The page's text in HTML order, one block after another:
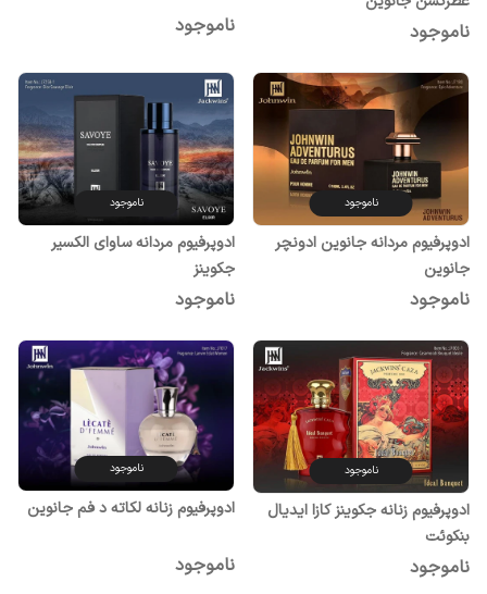
ناموجود ناموجود
ناموجود
ادوپرفیوم مردانه جانوین ادونچر
جانوین
ناموجود
ناموجود
ادوپرفیوم مردانه ساوای الکسیر
جکوینز
ناموجود
ناموجود
ادوپرفیوم زنانه جکوینز کازا ایدیال
بنکوئت
ناموجود
ناموجود
ادوپرفیوم زنانه لکاته د فم جانوین
ناموجود